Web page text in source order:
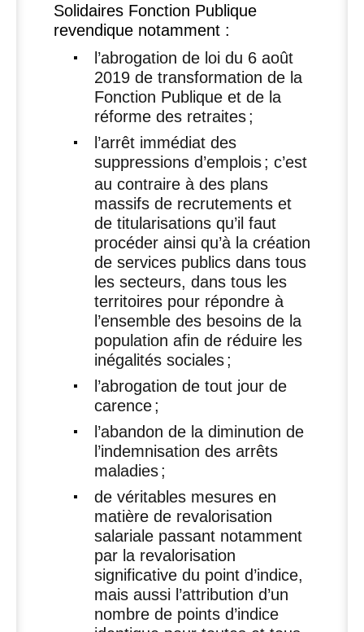
Solidaires Fonction Publique
revendique notamment :
l’abrogation de loi du 6 août
2019 de transformation de la
Fonction Publique et de la
réforme des retraites;
l’arrêt immédiat des
suppressions d’emplois; c’est
au contraire à des plans
massifs de recrutements et
de titularisations qu’il faut
procéder ainsi qu’à la création
de services publics dans tous
les secteurs, dans tous les
territoires pour répondre à
l’ensemble des besoins de la
population afin de réduire les
inégalités sociales;
l’abrogation de tout jour de
carence;
l’abandon de la diminution de
l’indemnisation des arrêts
maladies;
de véritables mesures en
matière de revalorisation
salariale passant notamment
par la revalorisation
significative du point d’indice,
mais aussi l’attribution d’un
nombre de points d’indice